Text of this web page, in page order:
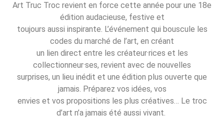
Art Truc Troc revient en force cette année pour une 18e
édition audacieuse, festive et
toujours aussi inspirante. L’événement qui bouscule les
codes du marché de l’art, en créant
un lien direct entre les créateur·rices et les
collectionneur·ses, revient avec de nouvelles
surprises, un lieu inédit et une édition plus ouverte que
jamais. Préparez vos idées, vos
envies et vos propositions les plus créatives… Le troc
d’art n’a jamais été aussi vivant.